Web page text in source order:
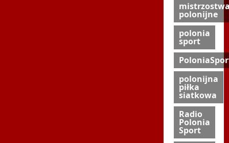
polonijne
polonia
sport
polonijna
piłka
siatkowa
Radio
Polonia
Sport